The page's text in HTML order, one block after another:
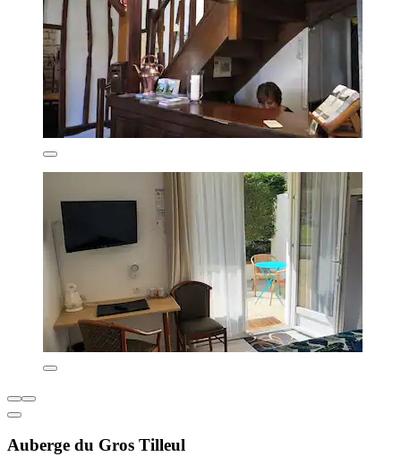
Auberge du Gros Tilleul